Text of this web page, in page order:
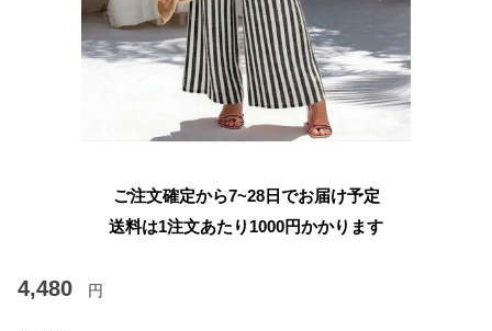
ご注文確定から7~28日でお届け予定
送料は1注文あたり 1000円かかります
4,480 円